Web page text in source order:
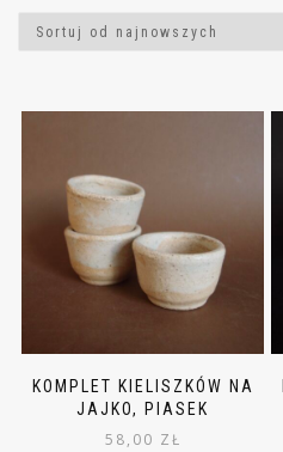
KOMPLET KIELISZKÓW NA
JAJKO, PIASEK
58,00 ZŁ